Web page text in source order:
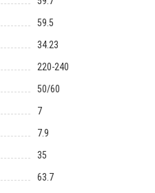
59.5
34.23
220-240
50/60
7
7.9
35
63.7